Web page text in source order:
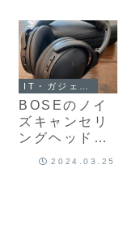
BOSEのノイ
ズキャンセリ
ングヘッドホ
2024.03.25